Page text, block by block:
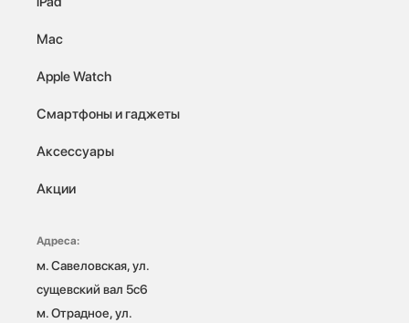
Mac
Apple Watch
Смартфоны и гаджеты
Аксессуары
Акции
Адреса:
м. Савеловская, ул.
сущевский вал 5с6
м. Отрадное, ул.